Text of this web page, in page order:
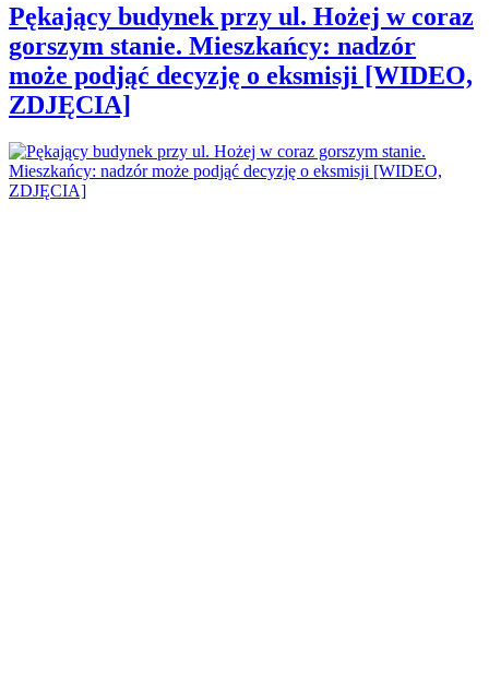
Pękający budynek przy ul. Hożej w coraz
gorszym stanie. Mieszkańcy: nadzór
może podjąć decyzję o eksmisji [WIDEO,
ZDJĘCIA]